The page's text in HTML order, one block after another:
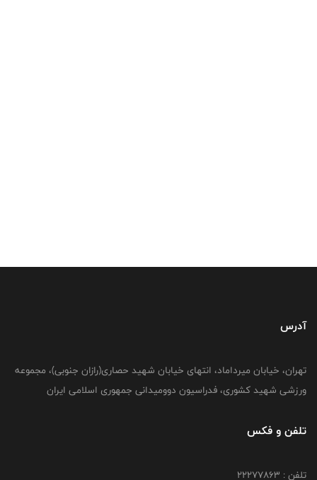
آدرس
تهران، خیابان میرداماد، انتهای خیابان شهید حصاری(رازان جنوبی)، مجموعه
ورزشی شهید کشوری، فدراسیون دوومیدانی جمهوری اسلامی ایران
تلفن و فکس
تلفن : 22277863